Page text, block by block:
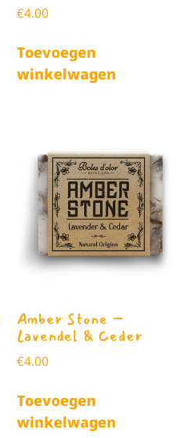
€4.00
Toevoegen
winkelwagen
Amber Stone –
Lavendel & Ceder
€4.00
Toevoegen
winkelwagen